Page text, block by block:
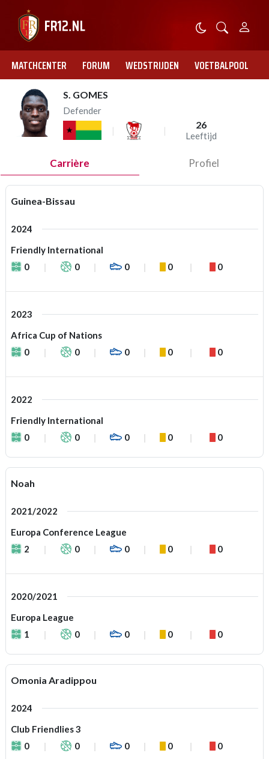
MATCHCENTER FORUM WEDSTRIJDEN VOETBALPOOL
S. GOMES
Defender
26
Leeftijd
Carrière Profiel
Guinea-Bissau
2024
Friendly International
0
0 0 0 0
2023
Africa Cup of Nations
0
0 0 0 0
2022
Friendly International
0
0 0 0 0
Noah
2021/2022
Europa Conference League
2
0 0 0 0
2020/2021
Europa League
1
0 0 0 0
Omonia Aradippou
2024
Club Friendlies 3
0
0 0 0 0